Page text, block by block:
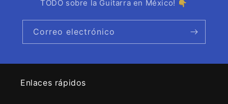
TODO sobre la Guitarra en México! 👇
Correo electrónico
Enlaces rápidos